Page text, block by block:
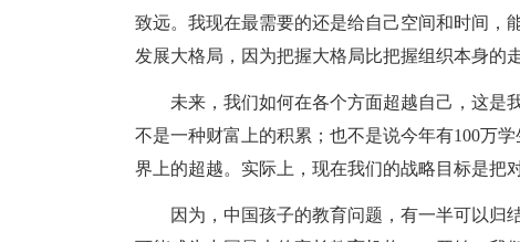
致远。我现在最需要的还是给自己空间和时间，
发展大格局，因为把握大格局比把握组织本身的
未来，我们如何在各个方面超越自己，这是
不是一种财富上的积累；也不是说今年有100万
界上的超越。实际上，现在我们的战略目标是把
因为，中国孩子的教育问题，有一半可以归